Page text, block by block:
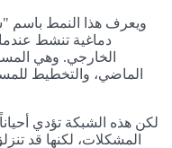
ويعرف هذا النمط باسم
دماغية تنشط
الخارجي. وهي
الماضي، والتخطيط
لكن هذه الشبكة تؤدي
المشكلات، لكنها قد